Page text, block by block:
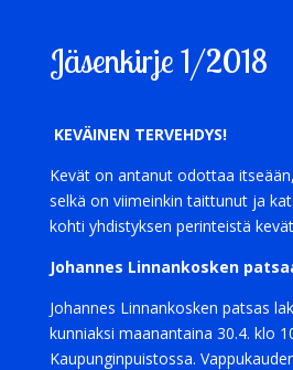
Jäsenkirje 1/2018
KEVÄINEN TERVEHDYS!
Kevät on antanut odottaa
selkä on viimeinkin taittunut ja
kohti yhdistyksen perinteistä
Johannes Linnankosken
Johannes Linnankosken patsas
kunniaksi maanantaina 30.4. klo
Kaupunginpuistossa.